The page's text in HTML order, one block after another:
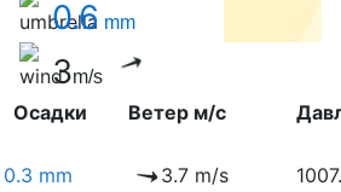
0.6 mm
3m/s
Осадки Ветер м/с
0.3 mm 3.7 m/s